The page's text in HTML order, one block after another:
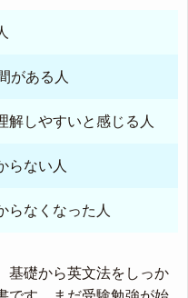
がある人
解しやすいと感じる人
らない人
らなくなった人
基礎から英文法をしっか